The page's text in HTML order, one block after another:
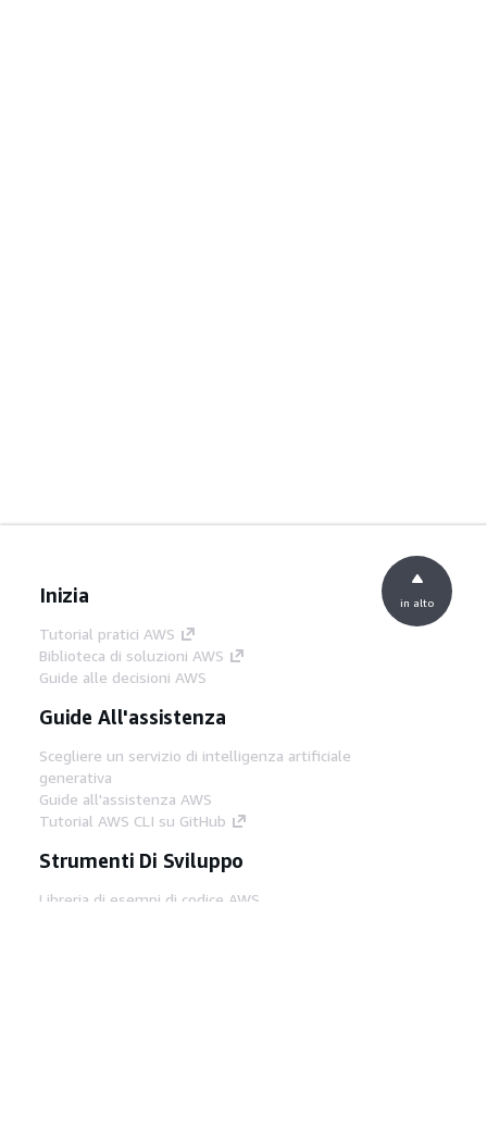
Inizia
Tutorial pratici AWS
Biblioteca di soluzioni AWS
Guide alle decisioni AWS
Guide All'assistenza
Scegliere un servizio di intelligenza artificiale
generativa
Guide all'assistenza AWS
Tutorial AWS CLI su GitHub
Strumenti Di Sviluppo
Libreria di esempi di codice AWS
in alto